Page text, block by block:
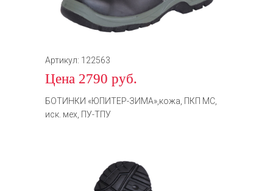
Артикул: 122563
Цена 2790 руб.
БОТИНКИ «ЮПИТЕР-ЗИМА»,кожа, ПКП МС,
иск. мех, ПУ-ТПУ